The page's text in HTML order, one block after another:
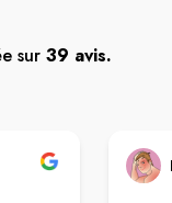
sur 39 avis.